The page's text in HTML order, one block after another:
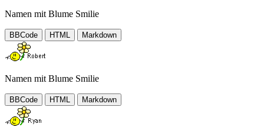
Namen mit Blume Smilie
BBCode HTML Markdown
Namen mit Blume Smilie
BBCode HTML Markdown